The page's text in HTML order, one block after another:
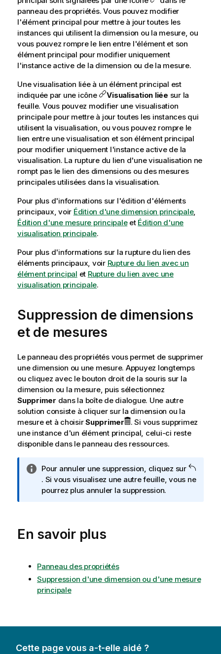
panneau des propriétés. Vous pouvez modifier
l'élément principal pour mettre à jour toutes les
instances qui utilisent la dimension ou la mesure, ou
vous pouvez rompre le lien entre l'élément et son
élément principal pour modifier uniquement
l'instance active de la dimension ou de la mesure.
Une visualisation liée à un élément principal est
indiquée par une icône
Visualisation liée sur la
feuille. Vous pouvez modifier une visualisation
principale pour mettre à jour toutes les instances qui
utilisent la visualisation, ou vous pouvez rompre le
lien entre une visualisation et son élément principal
pour modifier uniquement l'instance active de la
visualisation. La rupture du lien d'une visualisation ne
rompt pas le lien des dimensions ou des mesures
principales utilisées dans la visualisation.
Pour plus d'informations sur l'édition d'éléments
principaux, voir Édition d'une dimension principale,
Édition d'une mesure principaleet Édition d'une
visualisation principale.
Pour plus d'informations sur la rupture du lien des
éléments principaux, voir Rupture du lien avec un
élément principal et Rupture du lien avec une
visualisation principale.
Suppression de dimensions
et de mesures
Le panneau des propriétés vous permet de supprimer
une dimension ou une mesure. Appuyez longtemps
ou cliquez avec le bouton droit de la souris sur la
dimension ou la mesure, puis sélectionnez
Supprimer dans la boîte de dialogue. Une autre
solution consiste à cliquer sur la dimension ou la
mesure et à choisirSupprimer
. Si vous supprimez
une instance d'un élément principal, celui-ci reste
disponible dans le panneau des ressources.
N
o
t
f
m
a
t
Pour annuler une suppression, cliquez sur
. Si vous visualisez une autre feuille, vous ne
pourrez plus annuler la suppression.
En savoir plus
Panneau des propriétés
Suppression d'une dimension ou d'une mesure
principale
Cette page vous a-t-elle aidé ?